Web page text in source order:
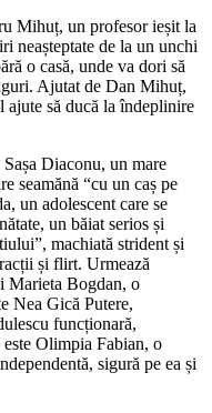
Mihuț, un profesor ieșit la
neașteptate de la un unchi
o casă, unde va dori să
Ajutat de Dan Mihuț,
ajute să ducă la îndeplinire
Diaconu, un mare
seamănă “cu un caș pe
un adolescent care se
un băiat serios și
machiată strident și
și flirt. Urmează
Marieta Bogdan, o
Nea Gică Putere,
funcționară,
este Olimpia Fabian, o
sigură pe ea și